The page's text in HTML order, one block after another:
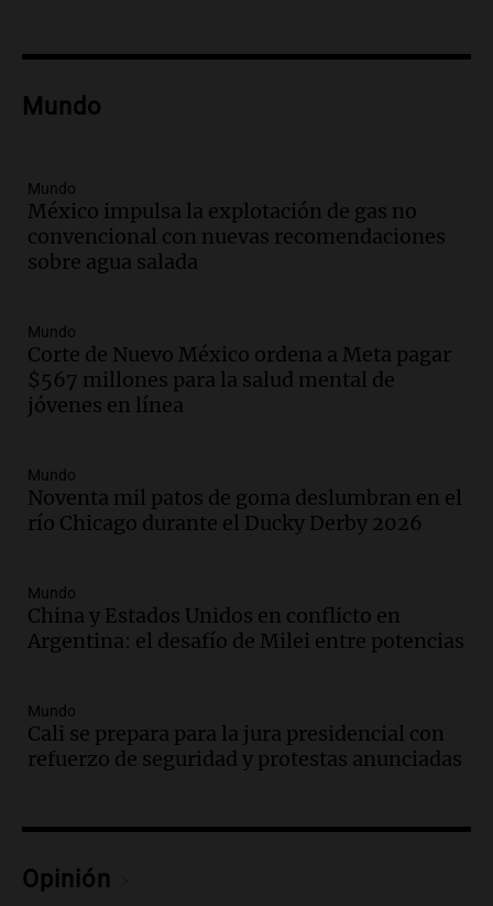
tributo todos los jueves
Episodios
sea, va a ser lindo”
La Cadena del Gol
Episodios
Audio.Débora Blanca, psicóloga experta
mano es muy peligroso”
La Argentina, hoy
Episodios
Audio.Docentes italianos visitaron la
Amamos Argentina
Episodios
Audio.Meteorólogo alertó que El Niño
durante la primavera
Informados al regreso
Episodios
tras fuertes vientos
Panorama Federal
Episodios
los empresarios del país cree que la
Amamos Argentina
Mundo
Mundo
México impulsa la explotación de gas no
convencional con nuevas recomendaciones
sobre agua salada
Mundo
Corte de Nuevo México ordena a Meta pagar
$567 millones para la salud mental de
jóvenes en línea
Mundo
Noventa mil patos de goma deslumbran en el
río Chicago durante el Ducky Derby 2026
Mundo
China y Estados Unidos en conflicto en
Argentina: el desafío de Milei entre potencias
Mundo
Cali se prepara para la jura presidencial con
refuerzo de seguridad y protestas anunciadas
Opinión